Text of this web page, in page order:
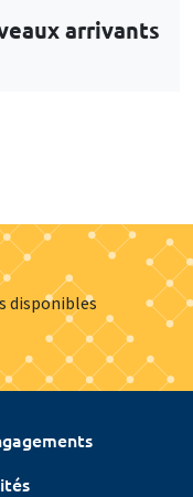
arrivants
disponibles